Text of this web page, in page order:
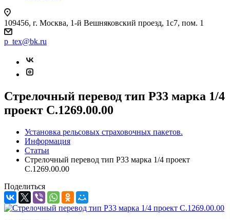
109456, г. Москва, 1-й Вешняковский проезд, 1с7, пом. 1
p_tex@bk.ru
Стрелочный перевод тип Р33 марка 1/4
проект С.1269.00.00
Установка рельсовых страховочных пакетов.
Информация
Статьи
Стрелочный перевод тип Р33 марка 1/4 проект
С.1269.00.00
Поделиться